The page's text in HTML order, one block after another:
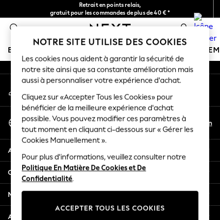
Retrait en points relais,
gratuit pour les commandes de plus de 40 € *
Livraison en 2-3 jours ouvrés*
BOUTIQUE VACANCES
HOLIDAY SHOP
Women's Holiday Shop
All Swimwear
All Beachwear
Bags & Accessories
Beach Dresses & Kaftans
Dresses
Flip Flops
Sliders
Jumpsuits & Playsuits
Linen Collection
Sandals
An error occurred on client
Nos réseaux sociaux
Mon compte
Connexion à votre compte
Sélectionnez Votre Langue
Français
En
Aide
Confidentialité et mentions légales
Ministères
Autres services
NOTRE SITE UTILISE DES COOKIES
Les cookies nous aident à garantir la sécurité de
notre site ainsi que sa constante amélioration mais
aussi à personnaliser votre expérience d'achat.
Cliquez sur «Accepter Tous les Cookies» pour
bénéficier de la meilleure expérience d'achat
possible. Vous pouvez modifier ces paramètres à
tout moment en cliquant ci-dessous sur « Gérer les
Cookies Manuellement ».
Pour plus d'informations, veuillez consulter notre
Politique En Matière De Cookies et De
Confidentialité.
ACCEPTER TOUS LES COOKIES